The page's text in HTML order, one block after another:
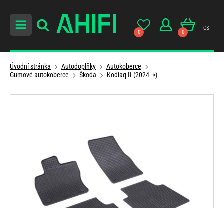
0 0
cs
Úvodní stránka Autodoplňky
Autokoberce
Gumové autokoberce
Škoda Kodiaq II (2024 ->)